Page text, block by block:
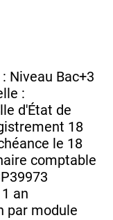
Niveau Bac+3
:
d'État de
18
le 18
comptable
an
par module